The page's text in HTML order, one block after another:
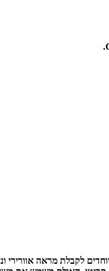
לקבלת מראה